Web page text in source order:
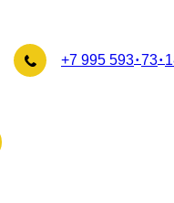
+7 995 593 73